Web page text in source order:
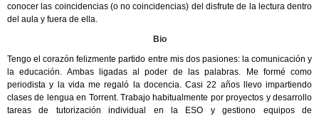
conocer las coincidencias (o no coincidencias) del disfrute de la lectura dentro
del aula y fuera de ella.
Bio
Tengo el corazón felizmente partido entre mis dos pasiones: la comunicación y
la educación. Ambas ligadas al poder de las palabras. Me formé como
periodista y la vida me regaló la docencia. Casi 22 años llevo impartiendo
clases de lengua en Torrent. Trabajo habitualmente por proyectos y desarrollo
tareas de tutorización individual en la ESO y gestiono equipos de